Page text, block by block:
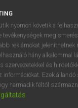
szótárainkban
SZÓTÁR
nyomon követik a
tevékenységek
reklámokat jeleníthetnek
hány alkalommal
szervezetekkel és
információkat. Ezek
harmadik féltől